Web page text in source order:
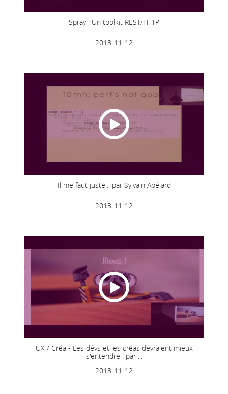
Spray : Un toolkit REST/HTTP
2013-11-12
Il me faut juste... par Sylvain Abélard
2013-11-12
UX / Créa - Les dévs et les créas devraient mieux
s'entendre ! par ...
2013-11-12